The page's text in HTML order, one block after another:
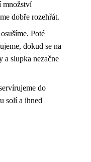
množství
dobře rozehřát.
Poté
dokud se na
slupka nezačne
do
solí a ihned